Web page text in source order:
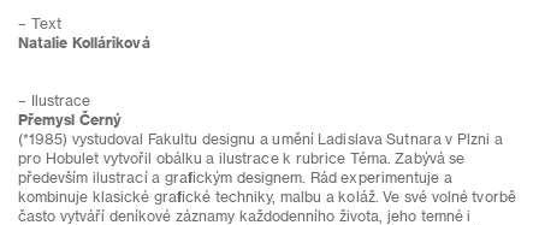
– Text
Natalie Kolláriková
– Ilustrace
Přemysl Černý
(*1985) vystudoval Fakultu designu a umění Ladislava Sutnara v Plzni a
pro Hobulet vytvořil obálku a ilustrace k rubrice Téma. Zabývá se
především ilustrací a grafickým designem. Rád experimentuje a
kombinuje klasické grafické techniky, malbu a koláž. Ve své volné tvorbě
často vytváří deníkové záznamy každodenního života, jeho temné i